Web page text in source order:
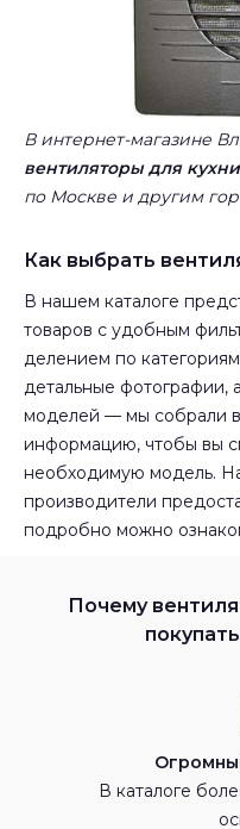
В интернет-магазине
вентиляторы для кухни
по Москве и другим
Как выбрать
В нашем каталоге
товаров с удобным
делением по
детальные фотографии,
моделей — мы собрали
информацию, чтобы вы
необходимую модель.
производители
подробно можно
Почему
В каталоге